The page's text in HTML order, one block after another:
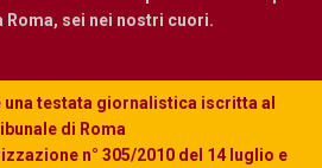
sei nei nostri cuori.
una testata giornalistica iscritta al
di Roma
n° 305/2010 del 14 luglio e